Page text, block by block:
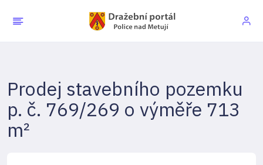
Prodej stavebního pozemku
p. č. 769/269 o výměře 713
m²